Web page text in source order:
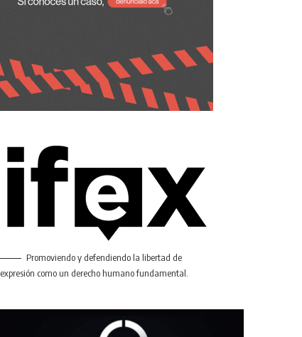
Promoviendo y defendiendo la libertad de
expresión como un derecho humano fundamental.